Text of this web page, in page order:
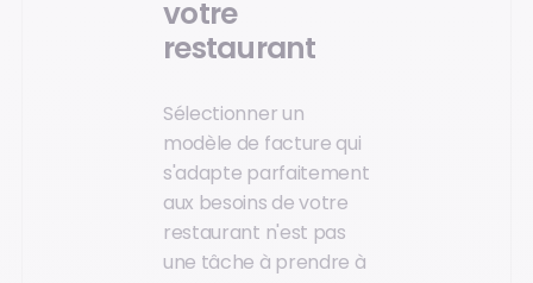
votre
restaurant
Sélectionner un
modèle de facture qui
s'adapte parfaitement
aux besoins de votre
restaurant n'est pas
une tâche à prendre à